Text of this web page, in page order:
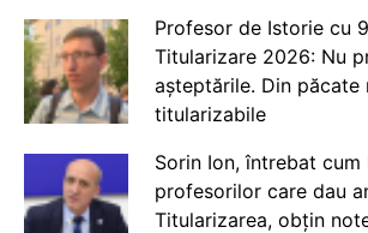
Profesor de Istorie cu
Titularizare 2026: Nu
așteptările. Din păcate
titularizabile
Sorin Ion, întrebat cum
profesorilor care dau
Titularizarea, obțin